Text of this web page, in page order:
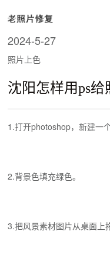
2024-5-27
照片上色
沈阳怎样用ps给
1.打开photoshop，新建一
2.背景色填充绿色。
3.把风景素材图片从桌面上